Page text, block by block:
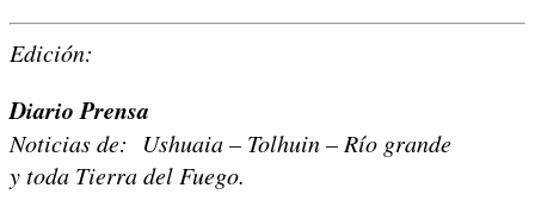
Edición:
Diario Prensa
Noticias de: Ushuaia – Tolhuin – Río grande
y toda Tierra del Fuego.